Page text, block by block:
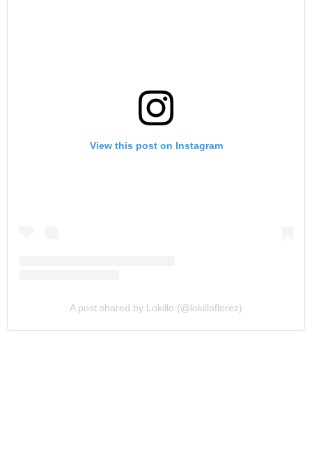
View this post on Instagram
A post shared by Lokillo (@lokilloflorez)